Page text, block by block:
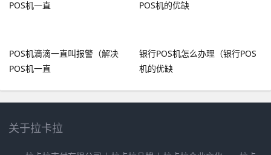
POS机滴滴一直叫报警（解决
POS机一直
银行POS机怎么办理（银行POS
机的优缺
关于拉卡拉